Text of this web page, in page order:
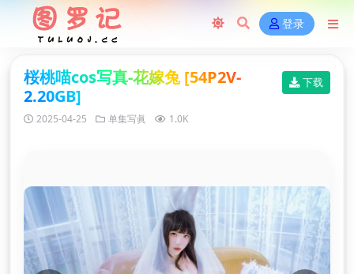
登录
桜桃喵cos写真-花嫁兔 [54P2V-
2.20GB]
下载
2025-04-25 单集写眞 1.0K